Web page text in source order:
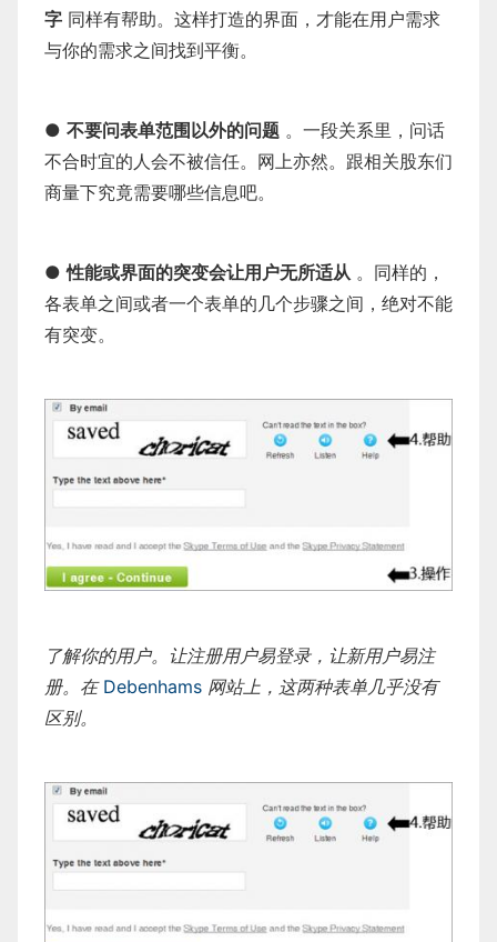
字 同样有帮助。这样打造的界面，才能在用户需求
与你的需求之间找到平衡。
● 不要问表单范围以外的问题 。一段关系里，问话
不合时宜的人会不被信任。网上亦然。跟相关股东们
商量下究竟需要哪些信息吧。
●性能或界面的突变会让用户无所适从 。同样的，
各表单之间或者一个表单的几个步骤之间，绝对不能
有突变。
了解你的用户。让注册用户易登录，让新用户易注
册。在 Debenhams 网站上，这两种表单几乎没有
区别。